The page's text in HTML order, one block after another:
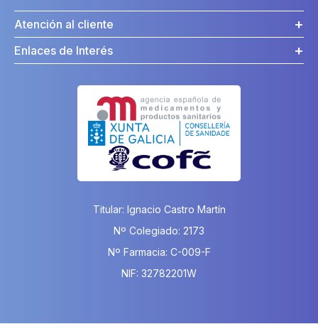
Atención al cliente
Enlaces de Interés
Titular: Ignacio Castro Martín
Nº Colegiado: 2173
Nº Farmacia: C-009-F
NIF: 32782201W